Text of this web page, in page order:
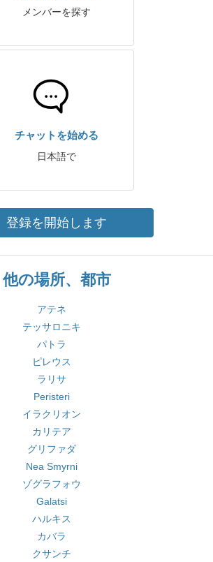
メンバーを探す
チャットを始める
日本語で
登録を開始します
他の場所、都市
アテネ
テッサロニキ
パトラ
ピレウス
ラリサ
Peristeri
イラクリオン
カリテア
グリファダ
Nea Smyrni
ゾグラフォウ
Galatsi
ハルキス
カバラ
クサンチ